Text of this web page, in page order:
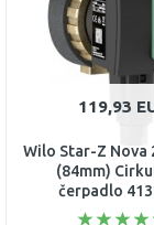
119,93
Wilo Star-Z Nova
(84mm)
čerpadlo